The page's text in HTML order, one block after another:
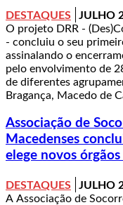
DESTAQUES
JULHO
O projeto DRR -
- concluiu o seu
assinalando o
pelo envolvimento de
de diferentes
Bragança, Macedo de
Associação de
Macedenses
elege novos
DESTAQUES
JULHO
A Associação de